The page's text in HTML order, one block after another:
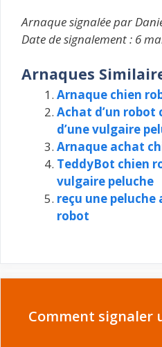
Arnaque signalée par
Date de signalement : 6
Arnaques
Arnaque chien
Achat d’un robot
d’une vulgaire
Arnaque achat
TeddyBot chien
vulgaire peluche
reçu une peluche
robot
Comment signaler